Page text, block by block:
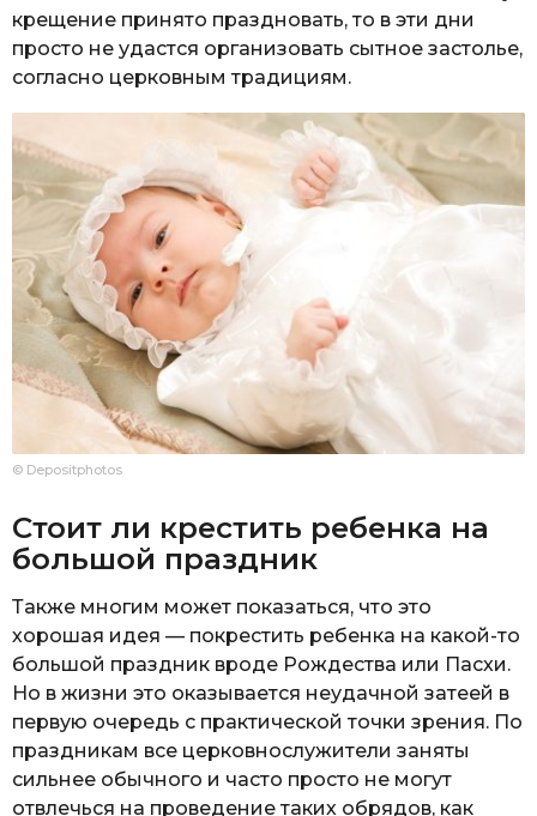
крещение принято праздновать, то в эти дни
просто не удастся организовать сытное застолье,
согласно церковным традициям.
© Depositphotos
Стоит ли крестить ребенка на
большой праздник
Также многим может показаться, что это
хорошая идея — покрестить ребенка на какой-то
большой праздник вроде Рождества или Пасхи.
Но в жизни это оказывается неудачной затеей в
первую очередь с практической точки зрения. По
праздникам все церковнослужители заняты
сильнее обычного и часто просто не могут
отвлечься на проведение таких обрядов, как